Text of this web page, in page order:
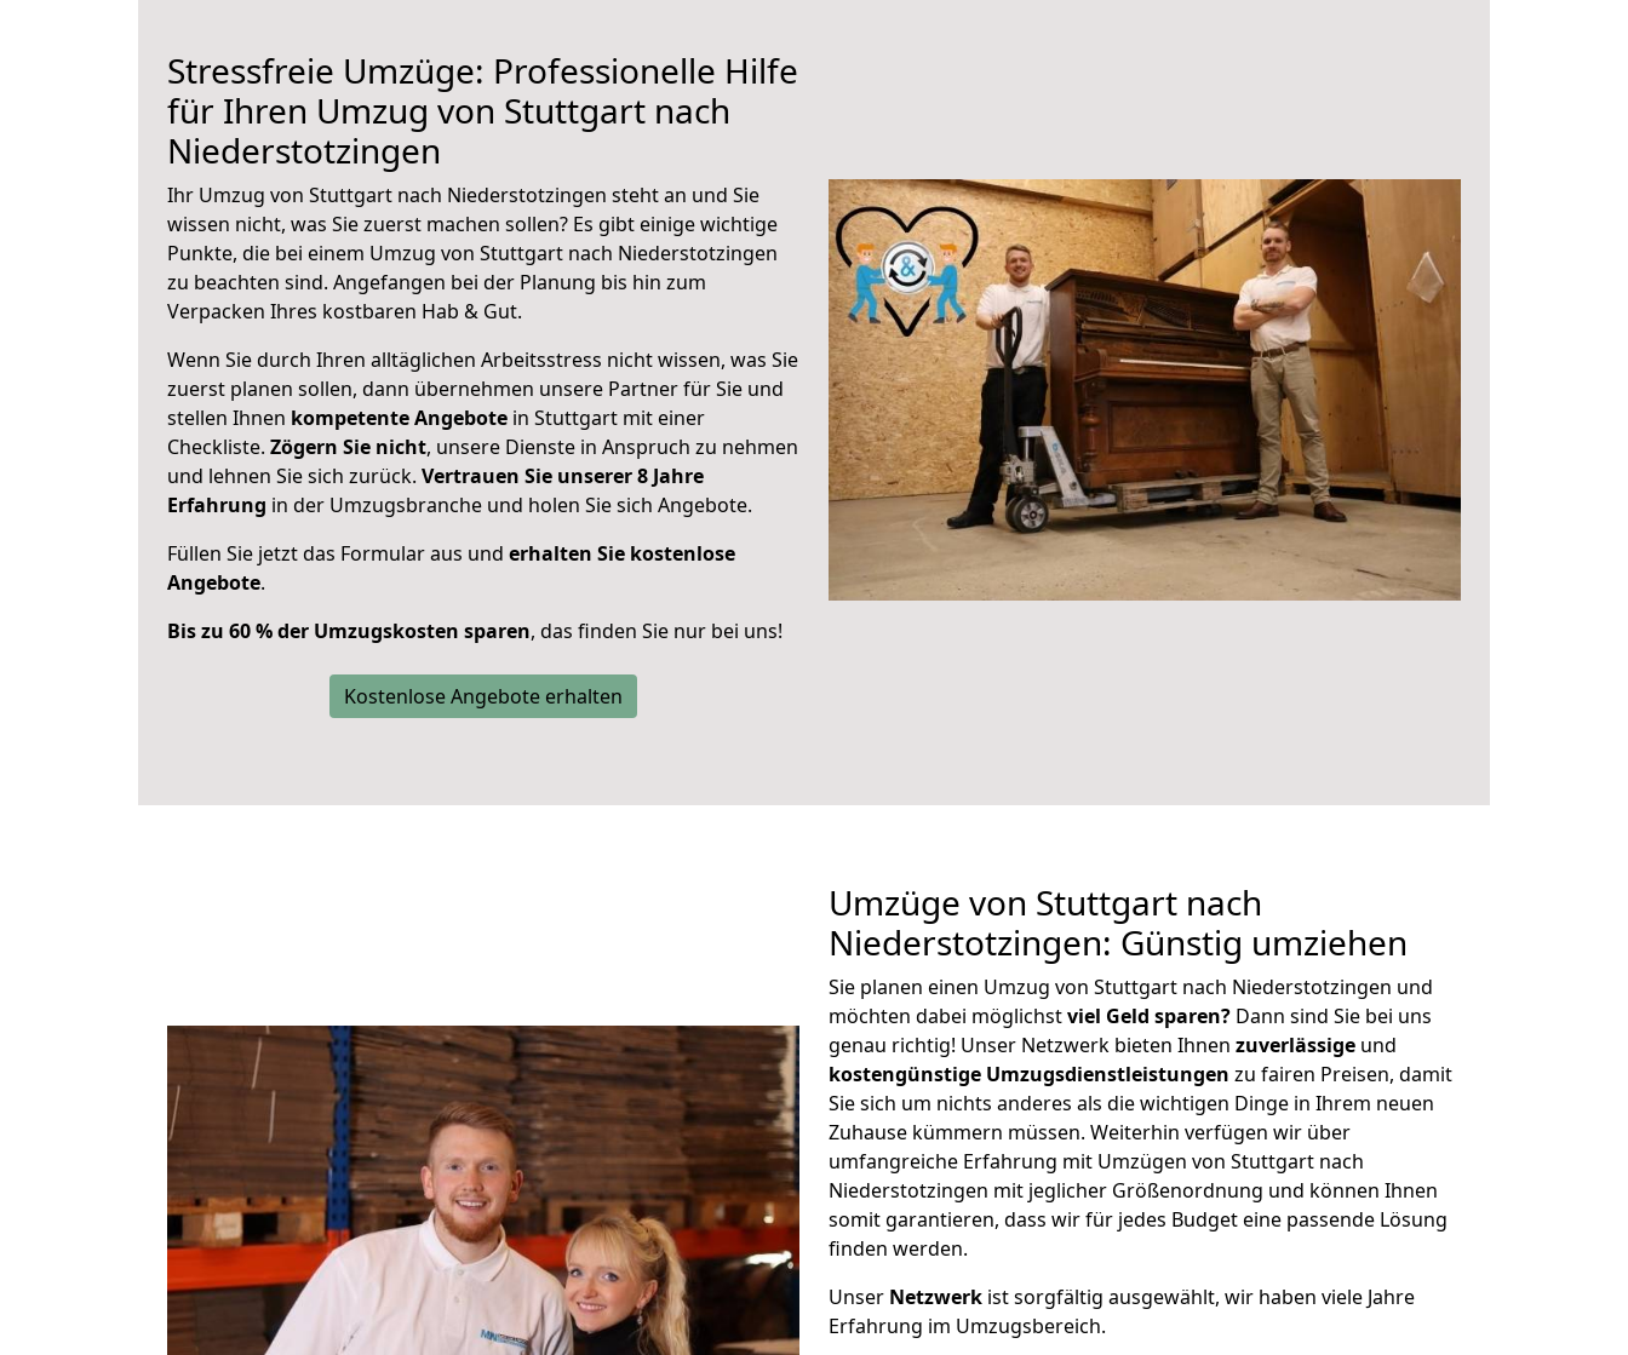
Stressfreie Umzüge: Professionelle Hilfe
für Ihren Umzug von Stuttgart nach
Niederstotzingen
Ihr Umzug von Stuttgart nach Niederstotzingen steht an und Sie
wissen nicht, was Sie zuerst machen sollen? Es gibt einige wichtige
Punkte, die bei einem Umzug von Stuttgart nach Niederstotzingen
zu beachten sind. Angefangen bei der Planung bis hin zum
Verpacken Ihres kostbaren Hab & Gut.
Wenn Sie durch Ihren alltäglichen Arbeitsstress nicht wissen, was Sie
zuerst planen sollen, dann übernehmen unsere Partner für Sie und
stellen Ihnen kompetente Angebote in Stuttgart mit einer
Checkliste. Zögern Sie nicht, unsere Dienste in Anspruch zu nehmen
und lehnen Sie sich zurück. Vertrauen Sie unserer 8 Jahre
Erfahrung in der Umzugsbranche und holen Sie sich Angebote.
Füllen Sie jetzt das Formular aus und erhalten Sie kostenlose
Angebote.
Bis zu 60 % der Umzugskosten sparen, das finden Sie nur bei uns!
Kostenlose Angebote erhalten
Umzüge von Stuttgart nach
Niederstotzingen: Günstig umziehen
Sie planen einen Umzug von Stuttgart nach Niederstotzingen und
möchten dabei möglichstviel Geld sparen? Dann sind Sie bei uns
genau richtig! Unser Netzwerk bieten Ihnen zuverlässige und
kostengünstige Umzugsdienstleistungen zu fairen Preisen, damit
Sie sich um nichts anderes als die wichtigen Dinge in Ihrem neuen
Zuhause kümmern müssen. Weiterhin verfügen wir über
umfangreiche Erfahrung mit Umzügen von Stuttgart nach
Niederstotzingen mit jeglicher Größenordnung und können Ihnen
somit garantieren, dass wir für jedes Budget eine passende Lösung
finden werden.
Unser Netzwerk ist sorgfältig ausgewählt, wir haben viele Jahre
Erfahrung im Umzugsbereich.